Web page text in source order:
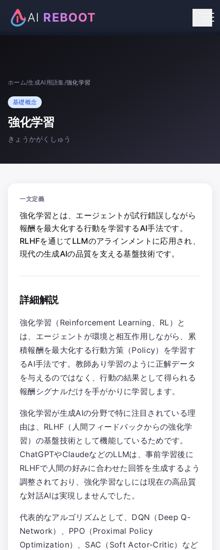
AI REBOOT
お知らせ
お問い合わせ
ホーム/生成AI用語集/強化学習
基礎概念
強化学習
きょうかがくしゅう
一文定義
強化学習とは、エージェントが試行錯誤しながら
報酬を最大化する行動を学習するAI手法です。
RLHFを通じてLLMのアラインメントに応用され、
現代の生成AIの品質を支える基盤技術です。
詳細解説
強化学習（Reinforcement Learning、RL）と
は、エージェントが環境と相互作用しながら、累
積報酬を最大化する行動方策（Policy）を学習す
るAI手法です。教師あり学習のように正解データ
を与えるのではなく、行動の結果として得られる
報酬シグナルだけを手がかりに学習します。
強化学習が生成AIの分野で特に注目されている理
由は、RLHF（人間フィードバックからの強化学
習）の基盤技術として機能しているためです。
ChatGPTやClaudeなどのLLMは、事前学習後に
RLHFで人間の好みに合わせた回答を生成するよう
調整されており、強化学習なしには現在の高品質
な対話AIは実現しませんでした。
代表的なアルゴリズムとして、DQN（Deep Q-
Network）、PPO（Proximal Policy
Optimization）、SAC（Soft Actor-Critic）など